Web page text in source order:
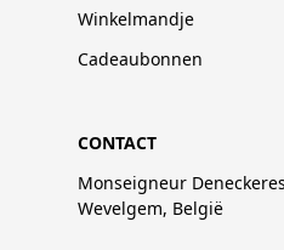
Winkelmandje
Cadeaubonnen
CONTACT
Monseigneur
Wevelgem, België